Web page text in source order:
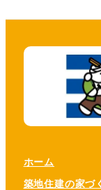
ホーム
築地住建の家づ